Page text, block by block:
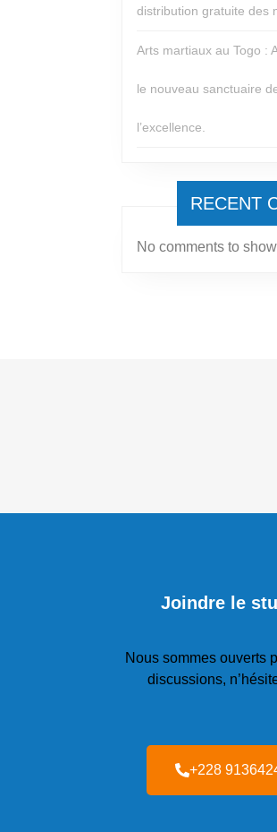
distribution gratuite des
Arts martiaux au Togo :
le nouveau sanctuaire
l’excellence.
RECENT
No comments to
Joindre le
Nous sommes ouverts
discussions,
+228